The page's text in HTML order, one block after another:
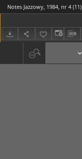
Notes Jazzowy, 1984, nr 4 (11)